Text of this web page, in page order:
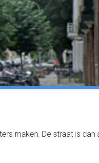
maken. De straat is dan